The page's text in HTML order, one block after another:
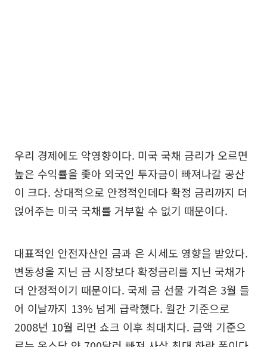
우리 경제에도 악영향이다. 미국 국채 금리가 오르면
높은 수익률을 좇아 외국인 투자금이 빠져나갈 공산
이 크다. 상대적으로 안정적인데다 확정 금리까지 더
얹어주는 미국 국채를 거부할 수 없기 때문이다.
대표적인 안전자산인 금과 은 시세도 영향을 받았다.
변동성을 지닌 금 시장보다 확정금리를 지닌 국채가
더 안정적이기 때문이다. 국제 금 선물 가격은 3월 들
어 이날까지 13% 넘게 급락했다. 월간 기준으로
2008년 10월 리먼 쇼크 이후 최대치다. 금액 기준으